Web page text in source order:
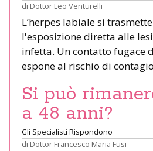
di Dottor Leo Venturelli
L’herpes labiale si
l'esposizione diretta alle
infetta. Un contatto fugace
espone al rischio di
Si può
a 48 anni?
Gli Specialisti Rispondono
di Dottor Francesco Maria Fusi